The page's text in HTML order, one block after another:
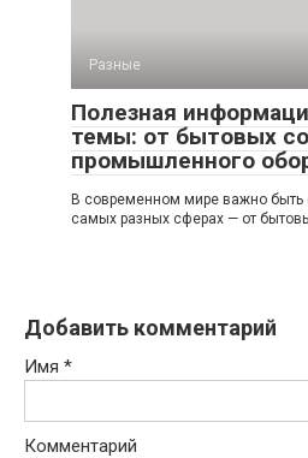
Разные
Полезная
темы: от бытовых
промышленного
В современном мире важно
самых разных сферах — от
Добавить комментарий
Имя *
Комментарий